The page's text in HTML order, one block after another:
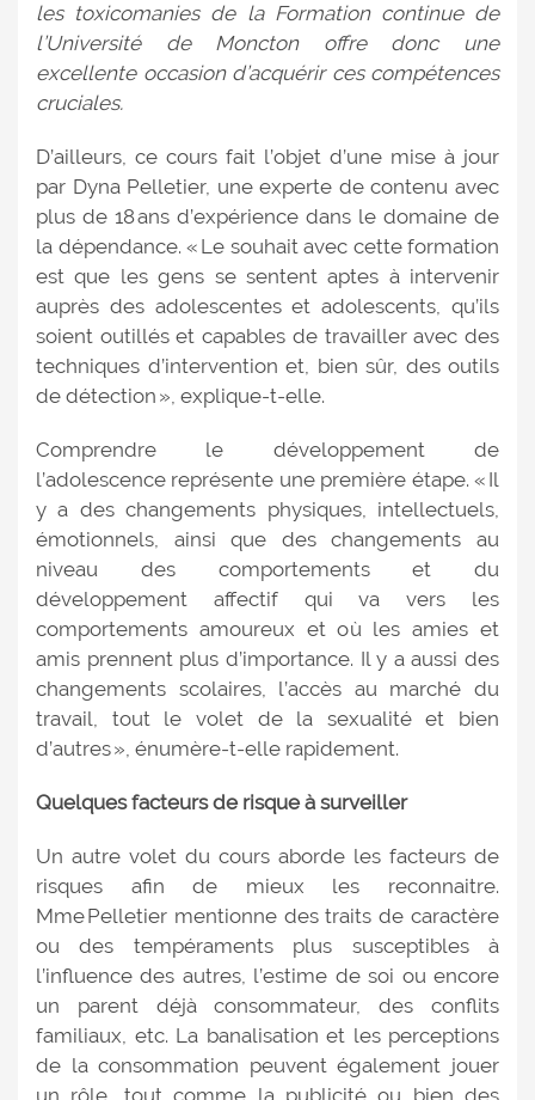
les toxicomanies de la Formation continue de
l’Université de Moncton offre donc une
excellente occasion d’acquérir ces compétences
cruciales.
D’ailleurs, ce cours fait l’objet d’une mise à jour
par Dyna Pelletier, une experte de contenu avec
plus de 18 ans d’expérience dans le domaine de
la dépendance. « Le souhait avec cette formation
est que les gens se sentent aptes à intervenir
auprès des adolescentes et adolescents, qu’ils
soient outillés et capables de travailler avec des
techniques d’intervention et, bien sûr, des outils
de détection », explique-t-elle.
Comprendre le développement de
l’adolescence représente une première étape. « Il
y a des changements physiques, intellectuels,
émotionnels, ainsi que des changements au
niveau des comportements et du
développement affectif qui va vers les
comportements amoureux et où les amies et
amis prennent plus d’importance. Il y a aussi des
changements scolaires, l’accès au marché du
travail, tout le volet de la sexualité et bien
d’autres », énumère-t-elle rapidement.
Quelques facteurs de risque à surveiller
Un autre volet du cours aborde les facteurs de
risques afin de mieux les reconnaitre.
Mme Pelletier mentionne des traits de caractère
ou des tempéraments plus susceptibles à
l’influence des autres, l’estime de soi ou encore
un parent déjà consommateur, des conflits
familiaux, etc. La banalisation et les perceptions
de la consommation peuvent également jouer